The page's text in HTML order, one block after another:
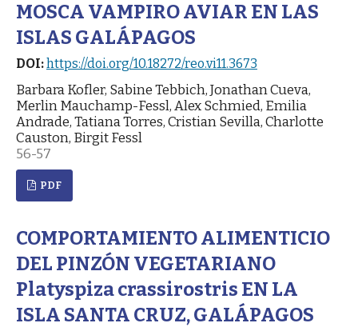
MOSCA VAMPIRO AVIAR EN LAS
ISLAS GALÁPAGOS
DOI:https://doi.org/10.18272/reo.vi11.3673
Barbara Kofler, Sabine Tebbich, Jonathan Cueva,
Merlin Mauchamp-Fessl, Alex Schmied, Emilia
Andrade, Tatiana Torres, Cristian Sevilla, Charlotte
Causton, Birgit Fessl
56-57
PDF
COMPORTAMIENTO ALIMENTICIO
DEL PINZÓN VEGETARIANO
Platyspiza crassirostris EN LA
ISLA SANTA CRUZ, GALÁPAGOS